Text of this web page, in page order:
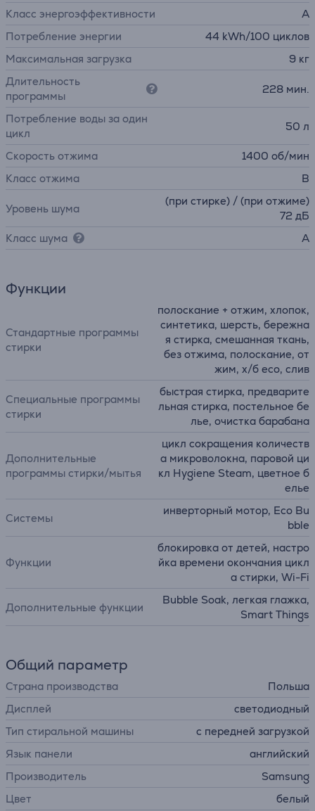
Класс энергоэффективности
A
Потребление энергии
44 kWh/100 циклов
Максимальная загрузка
9 кг
Длительность
программы
228 мин.
Потребление воды за один
цикл
50 л
Скорость отжима
1400 об/мин
Класс отжима
B
Уровень шума
(при стирке) / (при отжиме)
72 дБ
Класс шума
A
Функции
Стандартные программы
стирки
полоскание + отжим, хлопок,
синтетика, шерсть, бережна
я стирка, смешанная ткань,
без отжима, полоскание, от
жим, х/б eco, слив
Специальные программы
стирки
быстрая стирка, предварите
льная стирка, постельное бе
лье, очистка барабана
Дополнительные
программы стирки/мытья
цикл сокращения количеств
а микроволокна, паровой ци
кл Hygiene Steam, цветное б
елье
Системы
инверторный мотор, Eco Bu
bble
Функции
блокировка от детей, настро
йка времени окончания цикл
а стирки, Wi-Fi
Дополнительные функции
Bubble Soak, легкая глажка,
Smart Things
Общий параметр
Страна производства
Польша
Дисплей
светодиодный
Тип стиральной машины
с передней загрузкой
Язык панели
английский
Производитель
Samsung
Цвет
белый